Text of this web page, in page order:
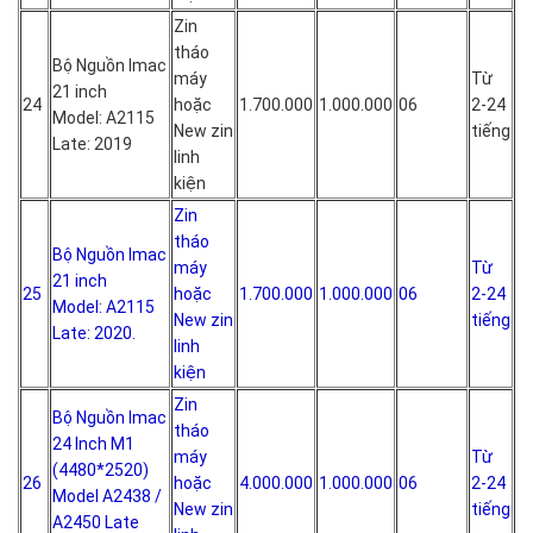
24
Bộ Nguồn Imac
21 inch
Model: A2115
Late: 2019
Zin
tháo
máy
hoặc
New zin
linh
kiện
1.700.000 1.000.000 06
Từ
2-24
tiếng
25
Bộ Nguồn Imac
21 inch
Model: A2115
Late: 2020.
Zin
tháo
máy
hoặc
New zin
linh
kiện
1.700.000 1.000.000 06
Từ
2-24
tiếng
26
Bộ Nguồn Imac
24 Inch M1
(4480*2520)
Model A2438 /
A2450 Late
Zin
tháo
máy
hoặc
New zin
4.000.000 1.000.000 06
Từ
2-24
tiếng